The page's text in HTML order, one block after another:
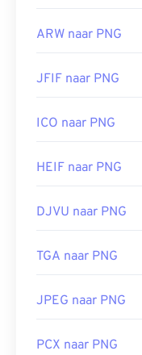
ARW naar PNG
JFIF naar PNG
ICO naar PNG
HEIF naar PNG
DJVU naar PNG
TGA naar PNG
JPEG naar PNG
PCX naar PNG